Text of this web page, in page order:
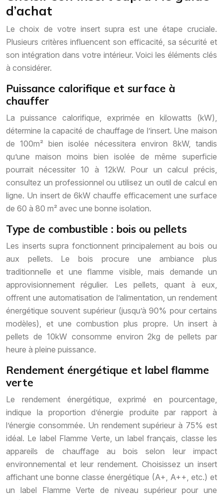
d’achat
Le choix de votre insert supra est une étape cruciale.
Plusieurs critères influencent son efficacité, sa sécurité et
son intégration dans votre intérieur. Voici les éléments clés
à considérer.
Puissance calorifique et surface à
chauffer
La puissance calorifique, exprimée en kilowatts (kW),
détermine la capacité de chauffage de l’insert. Une maison
de 100m² bien isolée nécessitera environ 8kW, tandis
qu’une maison moins bien isolée de même superficie
pourrait nécessiter 10 à 12kW. Pour un calcul précis,
consultez un professionnel ou utilisez un outil de calcul en
ligne. Un insert de 6kW chauffe efficacement une surface
de 60 à 80 m² avec une bonne isolation.
Type de combustible : bois ou pellets
Les inserts supra fonctionnent principalement au bois ou
aux pellets. Le bois procure une ambiance plus
traditionnelle et une flamme visible, mais demande un
approvisionnement régulier. Les pellets, quant à eux,
offrent une automatisation de l’alimentation, un rendement
énergétique souvent supérieur (jusqu’à 90% pour certains
modèles), et une combustion plus propre. Un insert à
pellets de 10kW consomme environ 2kg de pellets par
heure à pleine puissance.
Rendement énergétique et label flamme
verte
Le rendement énergétique, exprimé en pourcentage,
indique la proportion d’énergie produite par rapport à
l’énergie consommée. Un rendement supérieur à 75% est
idéal. Le label Flamme Verte, un label français, classe les
appareils de chauffage au bois selon leur impact
environnemental et leur rendement. Choisissez un insert
affichant une bonne classe énergétique (A+, A++, etc.) et
un label Flamme Verte de niveau supérieur pour une